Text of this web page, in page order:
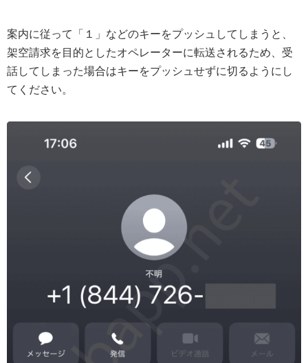
案内に従って「１」などのキーをプッシュしてしまうと、
架空請求を目的としたオペレーターに転送されるため、受
話してしまった場合はキーをプッシュせずに切るようにし
てください。